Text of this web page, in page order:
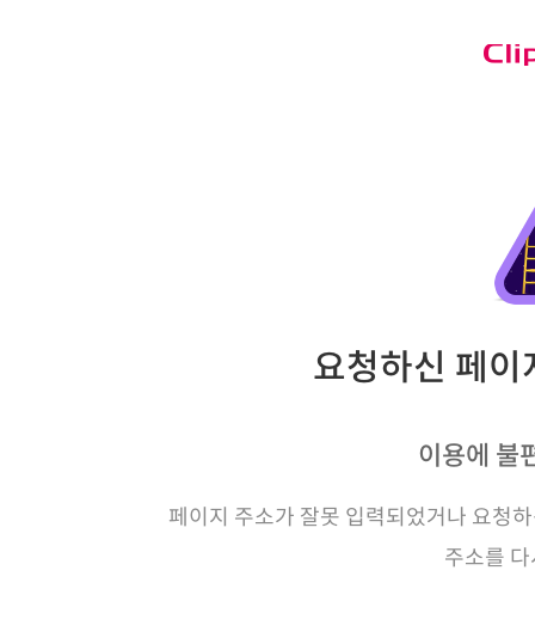
요청하신 페
이용에 불
페이지 주소가 잘못 입력되었거나 요청
주소를